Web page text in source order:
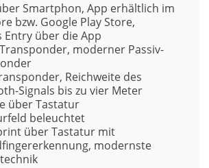
Smartphon, App erhältlich im
bzw. Google Play Store,
Entry über die App
moderner Passiv-
Reichweite des
Signals bis zu vier Meter
über Tastatur
beleuchtet
über Tastatur mit
modernste